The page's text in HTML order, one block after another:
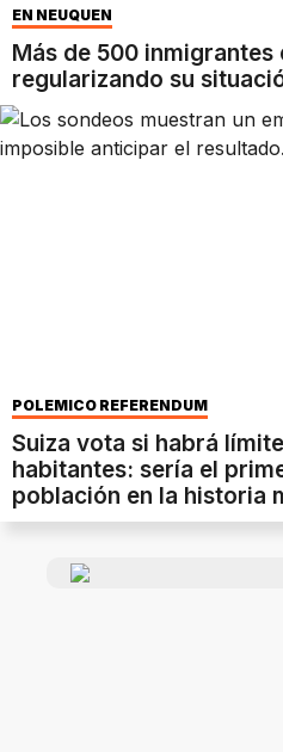
EN NEUQUÉN
Más de 500 inmigrantes
regularizando su
POLÉMICO REFERÉNDUM
Suiza vota si habrá
habitantes: sería el
población en la historia